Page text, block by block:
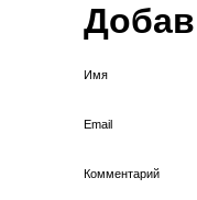
Имя
Email
Комментарий